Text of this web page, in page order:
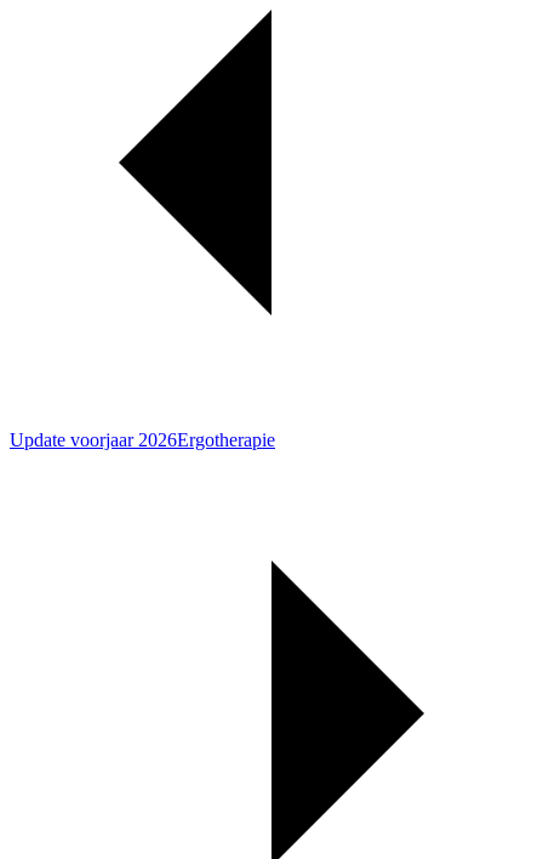
Update voorjaar 2026Ergotherapie